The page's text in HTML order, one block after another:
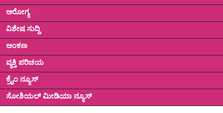
ಅರೋಗ್ಯ
ವಿಶೇಷ ಸುದ್ದಿ
ಅಂಕಣ
ವ್ಯಕ್ತಿ ಪರಿಚಯ
ಕ್ರೈಂ ನ್ಯೂಸ್
ಸೋಶಿಯಲ್ ಮೀಡಿಯಾ ನ್ಯೂಸ್